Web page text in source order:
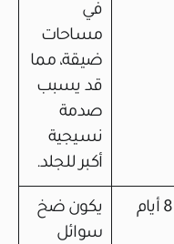
في
مساحات
ضيقة، مما
قد يسبب
صدمة
نسيجية
أكبر للجلد.
يكون ضخ
سوائل